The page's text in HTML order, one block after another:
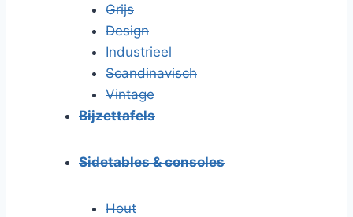
Grijs
Design
Industrieel
Scandinavisch
Vintage
Bijzettafels
Sidetables & consoles
Hout